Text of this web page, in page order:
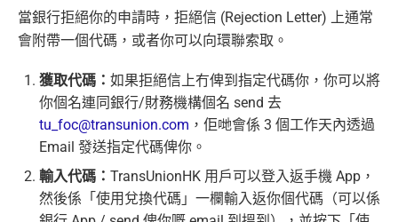
當銀行拒絕你的申請時，拒絕信 (Rejection Letter) 上通常
會附帶一個代碼，或者你可以向環聯索取。
獲取代碼： 如果拒絕信上冇俾到指定代碼你，你可以將
你個名連同銀行/財務機構個名 send 去
tu_foc@transunion.com ，佢哋會係 3 個工作天內透過
Email 發送指定代碼俾你。
輸入代碼： TransUnionHK 用戶可以登入返手機 App，
然後係「使用兌換代碼」一欄輸入返你個代碼（可以係